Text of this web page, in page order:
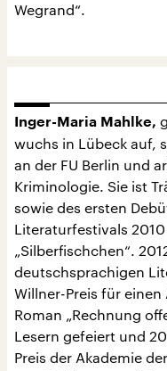
Wegrand“.
Inger-Maria Mahlke,
wuchs in Lübeck auf,
an der FU Berlin und
Kriminologie. Sie ist
sowie des ersten
Literaturfestivals
„Silberfischchen“.
deutschsprachigen
Willner-Preis für
Roman „Rechnung
Lesern gefeiert und
Preis der Akademie